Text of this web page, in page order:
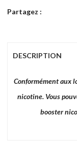
Partagez :
DESCRIPTION
Conformément aux
nicotine. Vous
booster